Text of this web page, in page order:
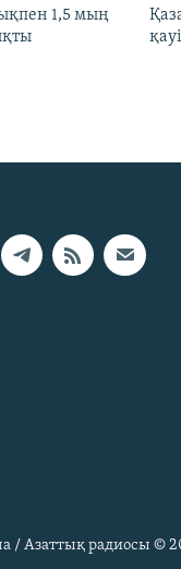
1,5 мың
/ Азаттық радиосы ©